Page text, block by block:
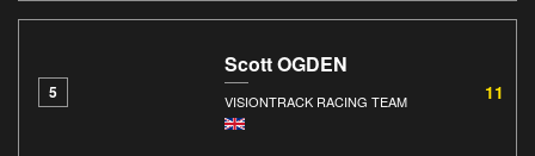
5
Scott OGDEN
VISIONTRACK RACING TEAM 11